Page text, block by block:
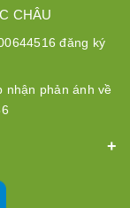
CHÂU
đăng ký
nhận phản ánh về